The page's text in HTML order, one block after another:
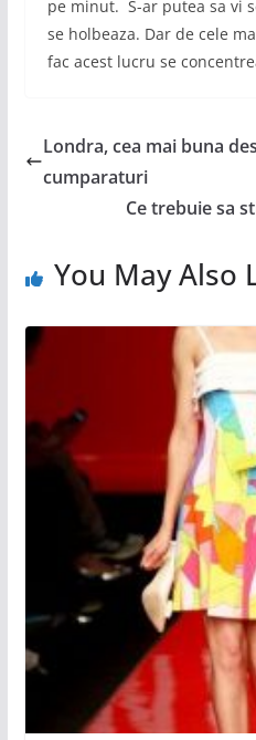
pe minut. S-ar putea sa vi
se holbeaza. Dar de cele
fac acest lucru se
Londra, cea mai buna
cumparaturi
Ce trebuie sa
You May Also